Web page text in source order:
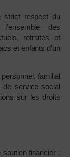
strict respect du
des
retraités et
et enfants d’un
familial
de service social
sur les droits
soutien financier :